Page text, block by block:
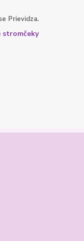
Prievidza.
stromčeky